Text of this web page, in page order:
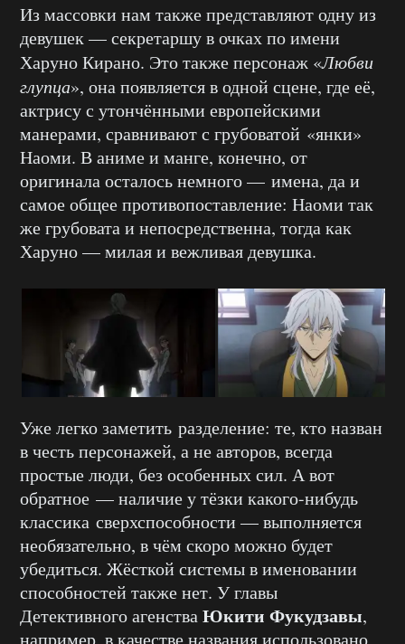
Из массовки нам также представляют одну из
девушек — секретаршу в очках по имени
Харуно Кирано. Это также персонаж «Любви
глупца», она появляется в одной сцене, где её,
актрису с утончёнными европейскими
манерами, сравнивают с грубоватой «янки»
Наоми. В аниме и манге, конечно, от
оригинала осталось немного — имена, да и
самое общее противопоставление: Наоми так
же грубовата и непосредственна, тогда как
Харуно — милая и вежливая девушка.
Уже легко заметить разделение: те, кто назван
в честь персонажей, а не авторов, всегда
простые люди, без особенных сил. А вот
обратное — наличие у тёзки какого-нибудь
классика сверхспособности — выполняется
необязательно, в чём скоро можно будет
убедиться. Жёсткой системы в именовании
способностей также нет. У главы
Детективного агенстваЮкити Фукудзавы,
например, в качестве названия использовано